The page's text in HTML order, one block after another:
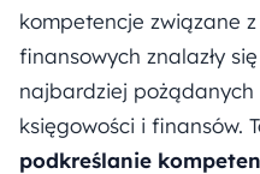
kompetencje związane
finansowych znalazły
najbardziej pożądanych
księgowości i finansów.
podkreślanie